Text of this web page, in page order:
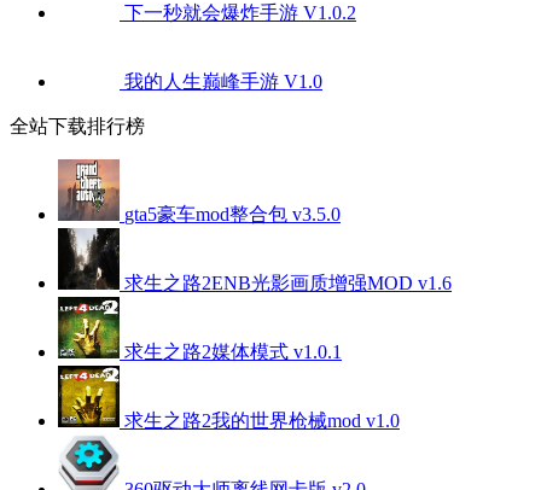
下一秒就会爆炸手游 V1.0.2
我的人生巅峰手游 V1.0
全站下载排行榜
gta5豪车mod整合包 v3.5.0
求生之路2ENB光影画质增强MOD v1.6
求生之路2媒体模式 v1.0.1
求生之路2我的世界枪械mod v1.0